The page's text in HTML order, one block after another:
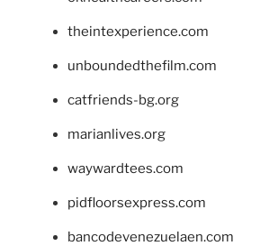
theintexperience.com
unboundedthefilm.com
catfriends-bg.org
marianlives.org
waywardtees.com
pidfloorsexpress.com
bancodevenezuelaen.com